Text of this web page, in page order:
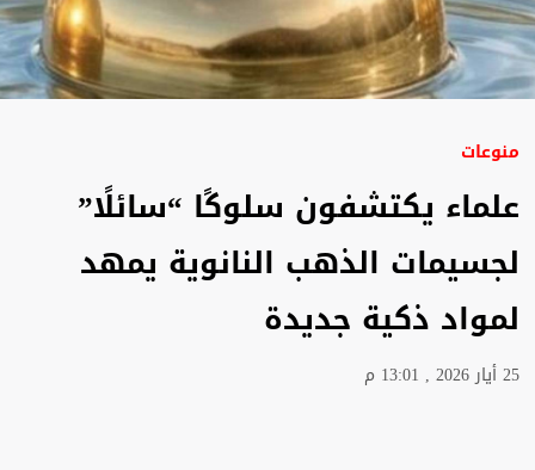
منوعات
علماء يكتشفون سلوكًا “سائلًا”
لجسيمات الذهب النانوية يمهد
لمواد ذكية جديدة
25 أيار 2026 , 13:01 م